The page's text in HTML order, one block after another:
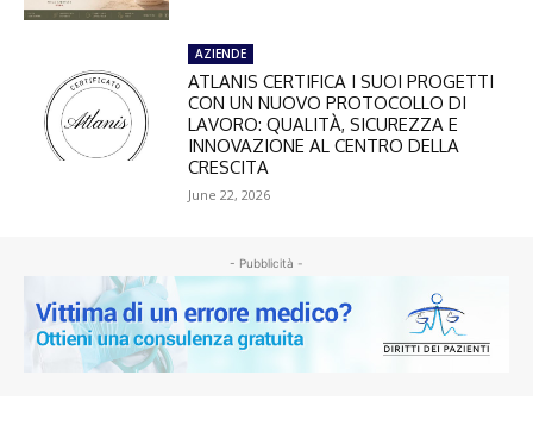
AZIENDE
ATLANIS CERTIFICA I SUOI PROGETTI
CON UN NUOVO PROTOCOLLO DI
LAVORO: QUALITÀ, SICUREZZA E
INNOVAZIONE AL CENTRO DELLA
CRESCITA
June 22, 2026
- Pubblicità -